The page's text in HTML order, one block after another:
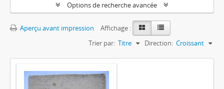
Options de recherche avancée
Aperçu avant impression
Affichage :
Trier par: Titre Direction: Croissant